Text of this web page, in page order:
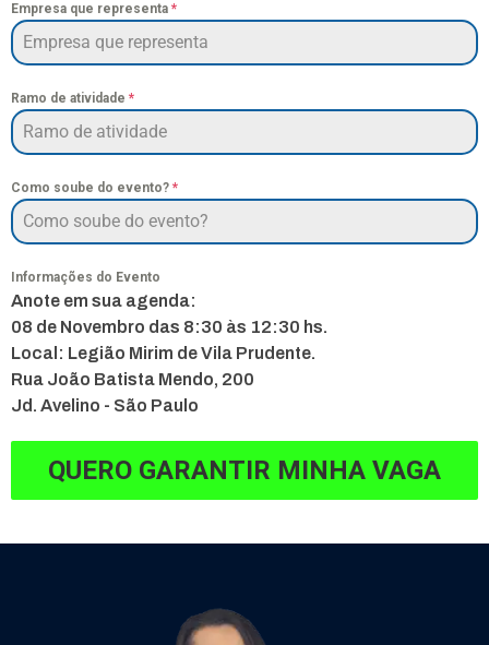
Empresa que representa *
Ramo de atividade *
Como soube do evento? *
Informações do Evento
Anote em sua agenda:
08 de Novembro das 8:30 às 12:30 hs.
Local: Legião Mirim de Vila Prudente.
Rua João Batista Mendo, 200
Jd. Avelino - São Paulo
QUERO GARANTIR MINHA VAGA